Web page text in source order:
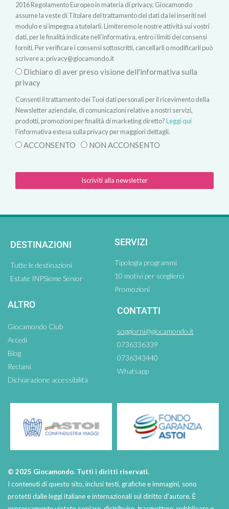
2016 Regolamento Europeo in materia di privacy, Giocamondo
assume la veste di Titolare del trattamento dei dati da lei inseriti nel
modulo e si impegna a tutelarli. Limiteremo le nostre attività sui vostri
dati, per le finalità indicate nell’informativa, entro i limiti dei consensi
forniti. Per verificare i consensi sottoscritti, cancellarli o modificarli può
scrivere a:privacy@giocamondo.it
Dichiaro di aver preso visione dell'informativa sulla
privacy
Consenti il trattamento dei Tuoi dati personali per il ricevimento della
Newsletter aziendale, di comunicazioni relative a nostri servizi,
prodotti, promozioni per finalità di marketing diretto?Leggi qui
l'informativa estesa sulla privacy per maggiori dettagli.
ACCONSENTO NON ACCONSENTO
Iscriviti alla newsletter
DESTINAZIONI
Tutte le destinazioni
Estate INPSieme Senior
SERVIZI
Tipologia programmi
10 motivi per sceglierci
Promozioni
ALTRO
Giocamondo Club
Accedi
Blog
Reclami
Dichiarazione accessibilità
CONTATTI
soggiorni@giocamondo.it
0736336339
0736343440
Whatsapp
© 2025 Giocamondo. Tutti i diritti riservati.
I contenuti di questo sito, inclusi testi, grafiche e immagini, sono
protetti dalle leggi italiane e internazionali sul diritto d’autore. È